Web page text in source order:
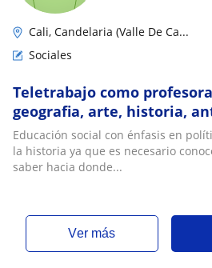
Cali, Candelaria (Valle De Ca...
Sociales
Teletrabajo como
geografia, arte, historia,
Educación social con énfasis en
la historia ya que es necesario
saber hacia donde...
ver más